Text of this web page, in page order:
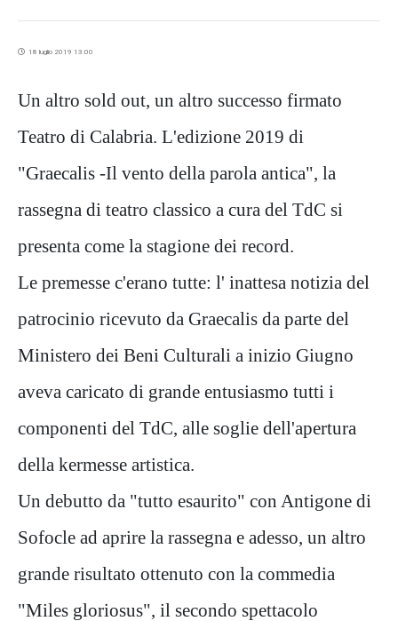
18 luglio 2019 13:00
Un altro sold out, un altro successo firmato
Teatro di Calabria. L'edizione 2019 di
"Graecalis -Il vento della parola antica", la
rassegna di teatro classico a cura del TdC si
presenta come la stagione dei record.
Le premesse c'erano tutte: l' inattesa notizia del
patrocinio ricevuto da Graecalis da parte del
Ministero dei Beni Culturali a inizio Giugno
aveva caricato di grande entusiasmo tutti i
componenti del TdC, alle soglie dell'apertura
della kermesse artistica.
Un debutto da "tutto esaurito" con Antigone di
Sofocle ad aprire la rassegna e adesso, un altro
grande risultato ottenuto con la commedia
"Miles gloriosus", il secondo spettacolo